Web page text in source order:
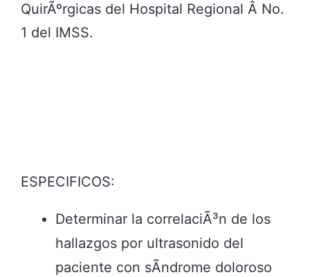
QuirÃºrgicas del Hospital Regional Â No.
1 del IMSS.
ESPECIFICOS:
Determinar la correlaciÃ³n de los
hallazgos por ultrasonido del
paciente con sÃ­ndrome doloroso